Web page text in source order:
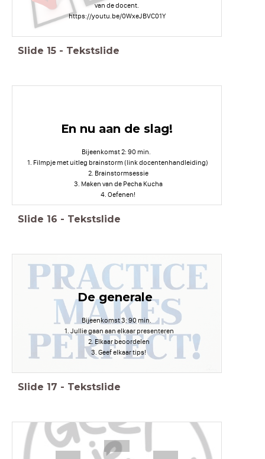
van de docent.
https://youtu.be/0WxeJBVC01Y
Slide 15 - Tekstslide
En nu aan de slag!
Bijeenkomst 2: 90 min.
Filmpje met uitleg brainstorm (link docentenhandleiding)
Brainstormsessie
Maken van de Pecha Kucha
Oefenen!
Slide 16 - Tekstslide
De generale
Bijeenkomst 3: 90 min.
Jullie gaan aan elkaar presenteren
Elkaar beoordelen
Geef elkaar tips!
Slide 17 - Tekstslide